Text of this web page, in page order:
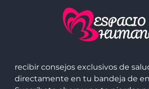
recibir consejos exclusivos de
directamente en tu bandeja de